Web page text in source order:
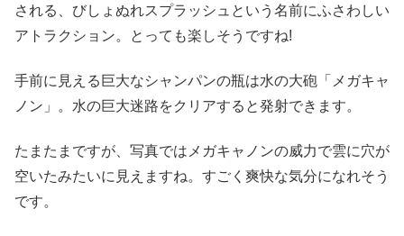
される、びしょぬれスプラッシュという名前にふさわしい
アトラクション。とっても楽しそうですね!
手前に見える巨大なシャンパンの瓶は水の大砲「メガキャ
ノン」。水の巨大迷路をクリアすると発射できます。
たまたまですが、写真ではメガキャノンの威力で雲に穴が
空いたみたいに見えますね。すごく爽快な気分になれそう
です。